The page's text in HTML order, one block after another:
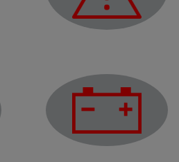
Warning light
light 12 V battery charge